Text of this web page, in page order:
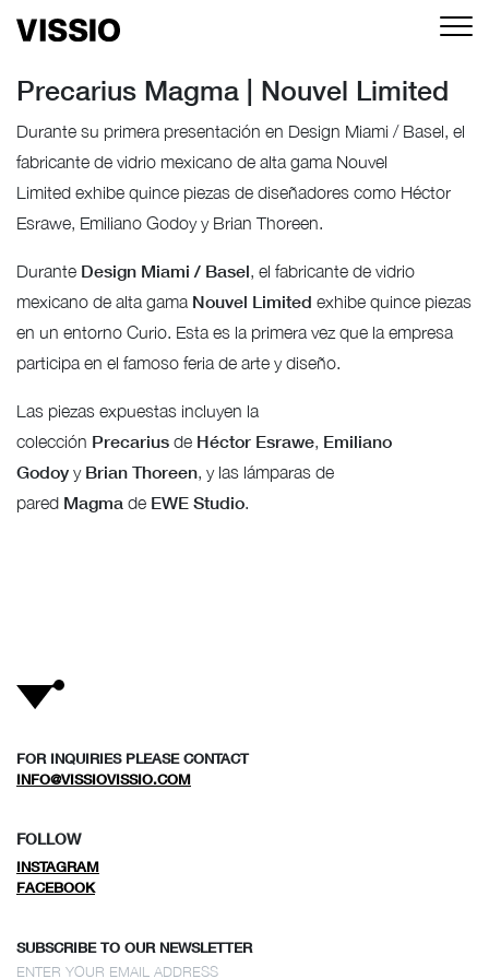
Precarius Magma | Nouvel Limited
Durante su primera presentación en Design Miami / Basel, el
fabricante de vidrio mexicano de alta gama Nouvel
Limited exhibe quince piezas de diseñadores como Héctor
Esrawe, Emiliano Godoy y Brian Thoreen.
Durante Design Miami / Basel, el fabricante de vidrio
mexicano de alta gama Nouvel Limited exhibe quince piezas
en un entorno Curio. Esta es la primera vez que la empresa
participa en el famoso feria de arte y diseño.
Las piezas expuestas incluyen la
colección Precarius de Héctor Esrawe, Emiliano
Godoy y Brian Thoreen, y las lámparas de
pared Magma de EWE Studio.
FOR INQUIRIES PLEASE CONTACT
INFO@VISSIOVISSIO.COM
FOLLOW
INSTAGRAM
FACEBOOK
SUBSCRIBE TO OUR NEWSLETTER